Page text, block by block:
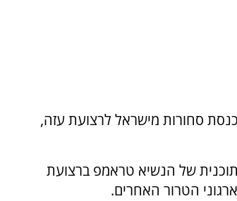
סחורות מישראל לרצועת עזה,
של הנשיא טראמפ ברצועת
הטרור האחרים.